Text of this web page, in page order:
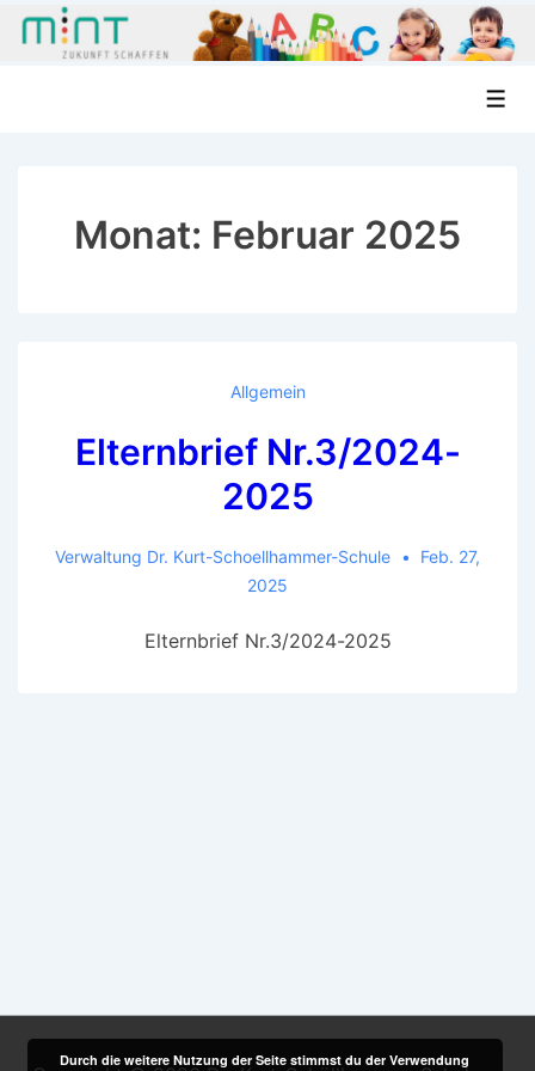
Monat: Februar 2025
Allgemein
Elternbrief Nr.3/2024-
2025
Verwaltung Dr. Kurt-Schoellhammer-Schule
Feb. 27,
2025
Elternbrief Nr.3/2024-2025
Durch die weitere Nutzung der Seite stimmst du der Verwendung